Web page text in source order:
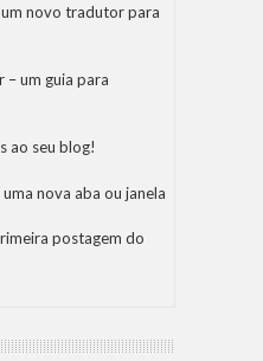
novo tradutor para
um guia para
ao seu blog!
nova aba ou janela
postagem do